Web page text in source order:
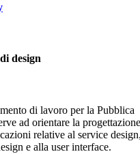
design
di lavoro per la Pubblica
ad orientare la
relative al service
e alla user interface.